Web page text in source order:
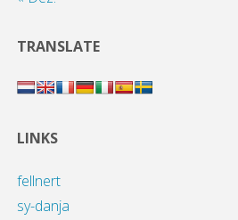
TRANSLATE
LINKS
fellnert
sy-danja